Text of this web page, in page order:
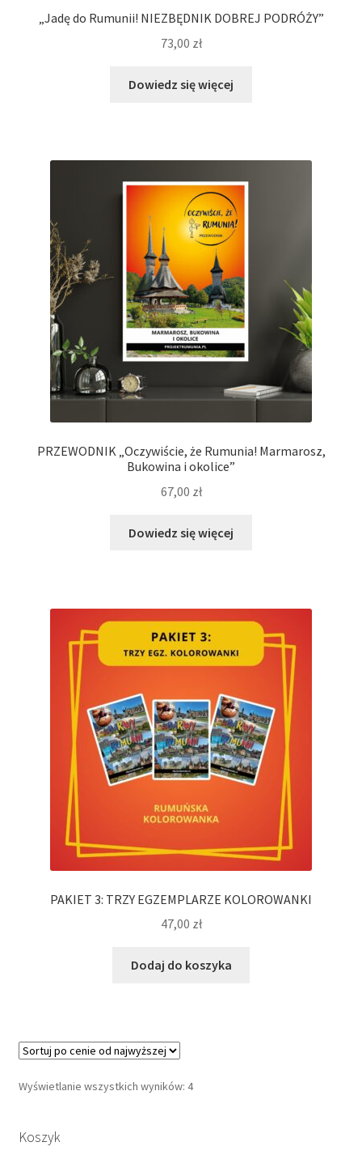
„Jadę do Rumunii! NIEZBĘDNIK DOBREJ PODRÓŻY”
73,00 zł
Dowiedz się więcej
PRZEWODNIK „Oczywiście, że Rumunia! Marmarosz,
Bukowina i okolice”
67,00 zł
Dowiedz się więcej
PAKIET 3: TRZY EGZEMPLARZE KOLOROWANKI
47,00 zł
Dodaj do koszyka
Wyświetlanie wszystkich wyników: 4Posortowane
Koszyk